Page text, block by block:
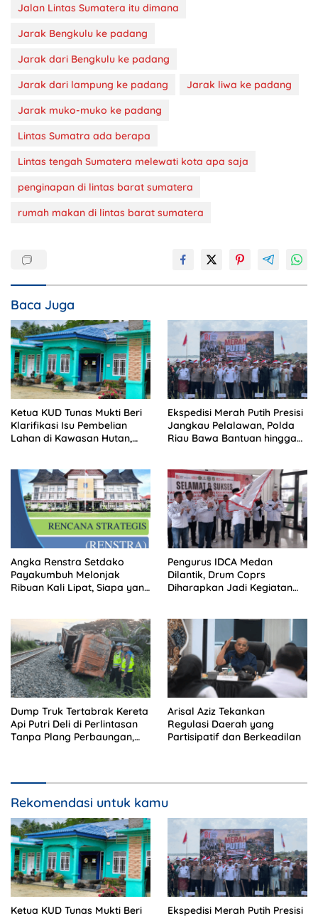
Jalan Lintas Sumatera itu dimana
Jarak Bengkulu ke padang
Jarak dari Bengkulu ke padang
Jarak dari lampung ke padang
Jarak liwa ke padang
Jarak muko-muko ke padang
Lintas Sumatra ada berapa
Lintas tengah Sumatera melewati kota apa saja
penginapan di lintas barat sumatera
rumah makan di lintas barat sumatera
Baca Juga
Ketua KUD Tunas Mukti Beri
Klarifikasi Isu Pembelian
Lahan di Kawasan Hutan,
Ekspedisi Merah Putih Presisi
Jangkau Pelalawan, Polda
Riau Bawa Bantuan hingga
Angka Renstra Setdako
Payakumbuh Melonjak
Ribuan Kali Lipat, Siapa yang
Pengurus IDCA Medan
Dilantik, Drum Coprs
Diharapkan Jadi Kegiatan
Dump Truk Tertabrak Kereta
Api Putri Deli di Perlintasan
Tanpa Plang Perbaungan,
Arisal Aziz Tekankan
Regulasi Daerah yang
Partisipatif dan Berkeadilan
Rekomendasi untuk kamu
Ketua KUD Tunas Mukti Beri Ekspedisi Merah Putih Presisi